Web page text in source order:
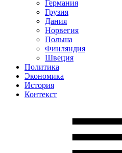
Германия
Грузия
Дания
Норвегия
Польша
Финляндия
Швеция
Политика
Экономика
История
Контекст